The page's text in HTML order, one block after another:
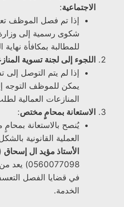
الاجتماعية:
إذا تم فصل الموظف
شكوى رسمية إلى وزارة
للمطالبة بمكافأة
اللجوء إلى لجنة تسوية
إذا لم يتم التوصل
يمكن للموظف التوجه
المنازعات العمالية
الاستعانة بمحامٍ مختص:
يُنصح بالاستعانة
العملية القانونية
الأستاذ مؤيد ال إسحاق
في قضايا الفصل
الخدمة.